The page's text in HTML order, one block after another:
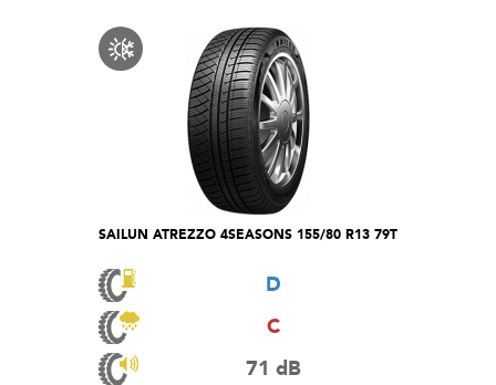
SAILUN ATREZZO 4SEASONS 155/80 R13 79T
D
C
71 dB